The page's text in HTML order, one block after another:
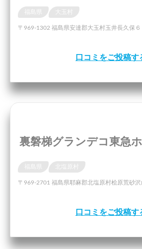
〒969-1302 福島県安達郡大玉村玉井長久保６
口コミをご投稿す
裏磐梯グランデコ東急
北塩原村
〒969-2701 福島県耶麻郡北塩原村桧原荒砂沢
口コミをご投稿す